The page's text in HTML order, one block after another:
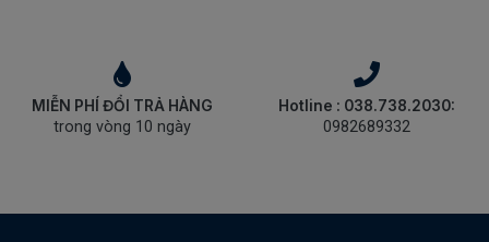
MIỄN PHÍ ĐỔI TRẢ HÀNG
trong vòng 10 ngày
Hotline : 038.738.2030:
0982689332